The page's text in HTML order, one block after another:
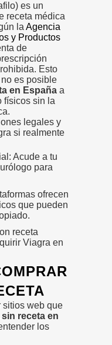
es un
receta médica
la Agencia
y Productos
de
Esto
es posible
en España a
físicos sin la
legales y
si realmente
Acude a tu
para
ofrecen
que pueden
receta
Viagra en
sitios web que
receta en
los